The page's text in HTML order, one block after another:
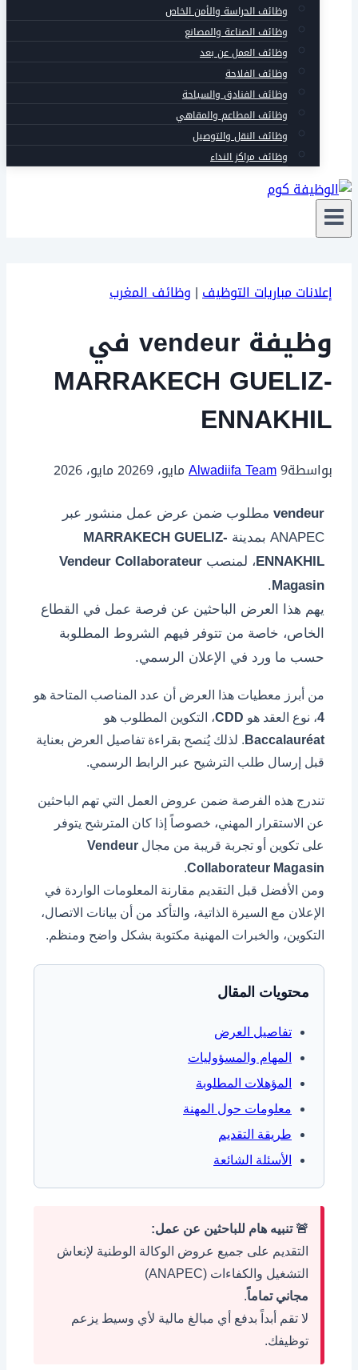
وظائف الحراسة والأمن الخاص
وظائف الصناعة والمصانع
وظائف العمل عن بعد
وظائف الفلاحة
وظائف الفنادق والسياحة
وظائف المطاعم والمقاهي
وظائف النقل والتوصيل
وظائف مراكز النداء
إعلانات مباريات التوظيف| وظائف المغرب
وظيفة vendeur في
MARRAKECH GUELIZ-
ENNAKHIL
بواسطة Alwadiifa Team9 مايو، 2026 9 مايو، 2026
vendeur مطلوب ضمن عرض عمل منشور عبر
ANAPEC بمدينة
MARRAKECH GUELIZ-
ENNAKHIL ، لمنصب Vendeur Collaborateur
Magasin
.
يهم هذا العرض الباحثين عن فرصة عمل في القطاع
الخاص، خاصة من تتوفر فيهم الشروط المطلوبة
حسب ما ورد في الإعلان الرسمي.
من أبرز معطيات هذا العرض أن عدد المناصب المتاحة هو
4، نوع العقد هو CDD، التكوين المطلوب هو
Baccalauréat . لذلك يُنصح بقراءة تفاصيل العرض بعناية
قبل إرسال طلب الترشيح عبر الرابط الرسمي.
تندرج هذه الفرصة ضمن عروض العمل التي تهم الباحثين
عن الاستقرار المهني، خصوصاً إذا كان المترشح يتوفر
على تكوين أو تجربة قريبة من مجال Vendeur
Collaborateur Magasin
.
ومن الأفضل قبل التقديم مقارنة المعلومات الواردة في
الإعلان مع السيرة الذاتية، والتأكد من أن بيانات الاتصال،
التكوين، والخبرات المهنية مكتوبة بشكل واضح ومنظم.
محتويات المقال
تفاصيل العرض
المهام والمسؤوليات
المؤهلات المطلوبة
معلومات حول المهنة
طريقة التقديم
الأسئلة الشائعة
🚨 تنبيه هام للباحثين عن عمل:
التقديم على جميع عروض الوكالة الوطنية لإنعاش
التشغيل والكفاءات (ANAPEC)
مجاني تماماً.
لا تقم أبداً بدفع أي مبالغ مالية لأي وسيط يزعم
توظيفك.